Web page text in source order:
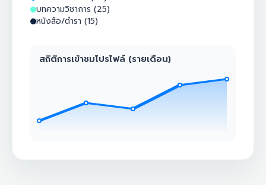
บทความวิชาการ (25)
หนังสือ/ตำรา (15)
สถิติการเข้าชมโปรไฟล์ (รายเดือน)